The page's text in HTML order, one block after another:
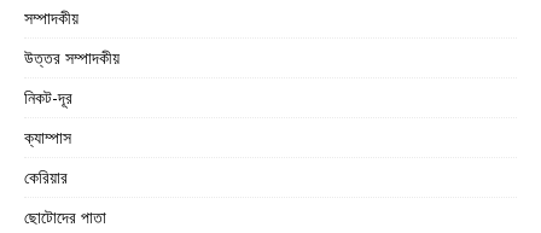
সম্পাদকীয়
উত্তর সম্পাদকীয়
নিকট-দূর
ক্যাম্পাস
কেরিয়ার
ছোটোদের পাতা